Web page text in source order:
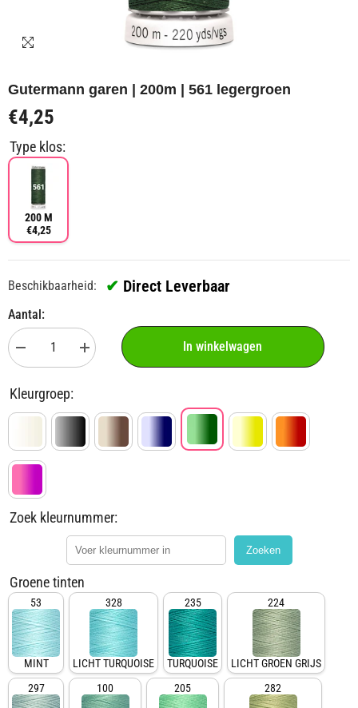
Gutermann garen | 200m | 561 legergroen
€4,25
Type klos:
200 M
€4,25
Beschikbaarheid: ✔ Direct Leverbaar
Aantal:
verlagen
Gutermann
garen
|
561
legergroen
Aantal
verhogen
|
561
In winkelwagen
Kleurgroep:
Zoek kleurnummer:
Zoeken
Groene tinten
53
MINT
328
LICHT TURQUOISE
235
TURQUOISE
224
LICHT GROEN GRIJS
297
100 205 282